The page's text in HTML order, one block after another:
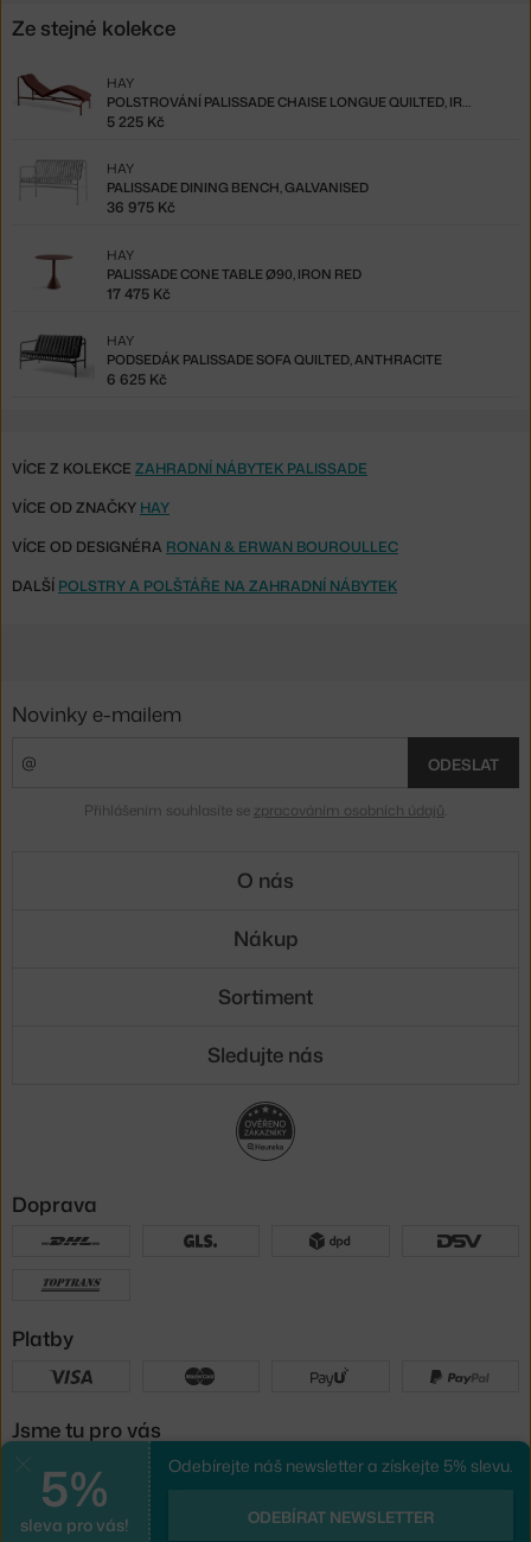
Ze stejné kolekce
POLSTROVÁNÍ PALISSADE CHAISE LONGUE QUILTED, IRON RED
HAY
5 225 Kč
PALISSADE DINING BENCH, GALVANISED
HAY
36 975 Kč
PALISSADE CONE TABLE Ø90, IRON RED
HAY
17 475 Kč
PODSEDÁK PALISSADE SOFA QUILTED, ANTHRACITE
HAY
6 625 Kč
VÍCE Z KOLEKCE ZAHRADNÍ NÁBYTEK PALISSADE
VÍCE OD ZNAČKY HAY
VÍCE OD DESIGNÉRA RONAN & ERWAN BOUROULLEC
DALŠÍ POLSTRY A POLŠTÁŘE NA ZAHRADNÍ NÁBYTEK
5%
sleva pro vás!
Odebírejte náš newsletter a získejte 5% slevu.
ODEBÍRAT NEWSLETTER
Novinky e-mailem
ODESLAT
Přihlášením souhlasíte se zpracováním osobních údajů
O nás
Nákup
Sortiment
Sledujte nás
Doprava
Platby
Jsme tu pro vás
e-shop na míruod